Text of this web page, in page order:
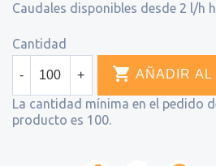
Caudales disponibles desde 2 l/h
Cantidad
- +  AÑADIR AL
La cantidad mínima en el pedido
producto es 100.